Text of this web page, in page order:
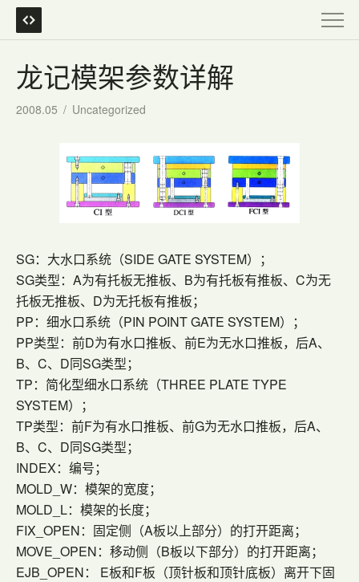
龙记模架参数详解
2008.05 / Uncategorized
SG：大水口系统（SIDE GATE SYSTEM）；
SG类型：A为有托板无推板、B为有托板有推板、C为无
托板无推板、D为无托板有推板；
PP：细水口系统（PIN POINT GATE SYSTEM）；
PP类型：前D为有水口推板、前E为无水口推板，后A、
B、C、D同SG类型；
TP：简化型细水口系统（THREE PLATE TYPE
SYSTEM）；
TP类型：前F为有水口推板、前G为无水口推板，后A、
B、C、D同SG类型；
INDEX：编号；
MOLD_W：模架的宽度；
MOLD_L：模架的长度；
FIX_OPEN：固定侧（A板以上部分）的打开距离；
MOVE_OPEN：移动侧（B板以下部分）的打开距离；
EJB_OPEN： E板和F板（顶针板和顶针底板）离开下固